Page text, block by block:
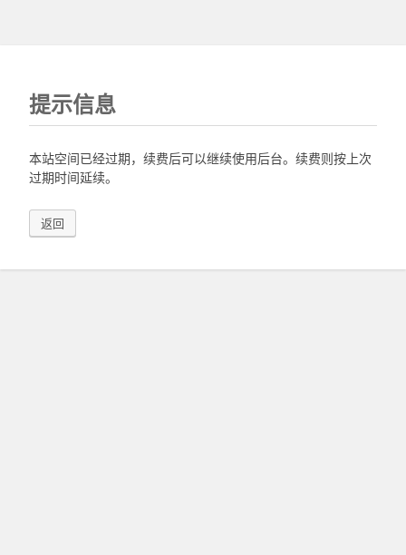
提示信息
本站空间已经过期，续费后可以继续使用后台。续费则按上次
过期时间延续。
返回